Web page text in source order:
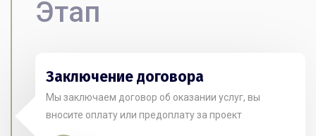
Заключение договора
Мы заключаем договор об оказании услуг, вы
вносите оплату или предоплату за проект
Этап